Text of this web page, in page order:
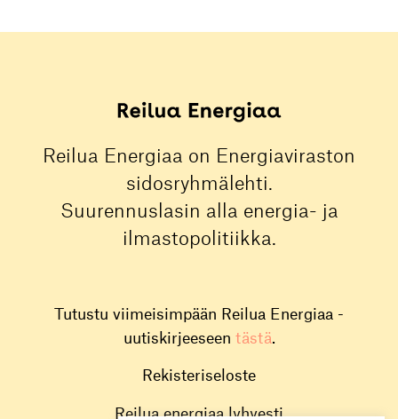
Reilua energiaa lyhyesti
Reilua Energiaa on Energiaviraston
sidosryhmälehti.
Suurennuslasin alla energia- ja
ilmastopolitiikka.
Tutustu viimeisimpään Reilua Energiaa -
uutiskirjeeseen tästä.
Rekisteriseloste